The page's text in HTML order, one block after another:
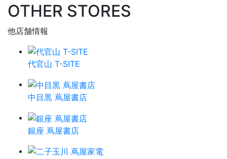
OTHER STORES
他店舗情報
代官山 T-SITE
中目黒 蔦屋書店
銀座 蔦屋書店